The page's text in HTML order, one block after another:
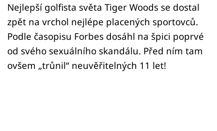
Sledujte nás
Nejlepší golfista světa Tiger Woods se dostal
zpět na vrchol nejlépe placených sportovců.
Podle časopisu Forbes dosáhl na špici poprvé
od svého sexuálního skandálu. Před ním tam
ovšem „trůnil“ neuvěřitelných 11 let!